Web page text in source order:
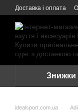
Перейти до
Доставка і оплата
Знижки
idealsport.com.ua